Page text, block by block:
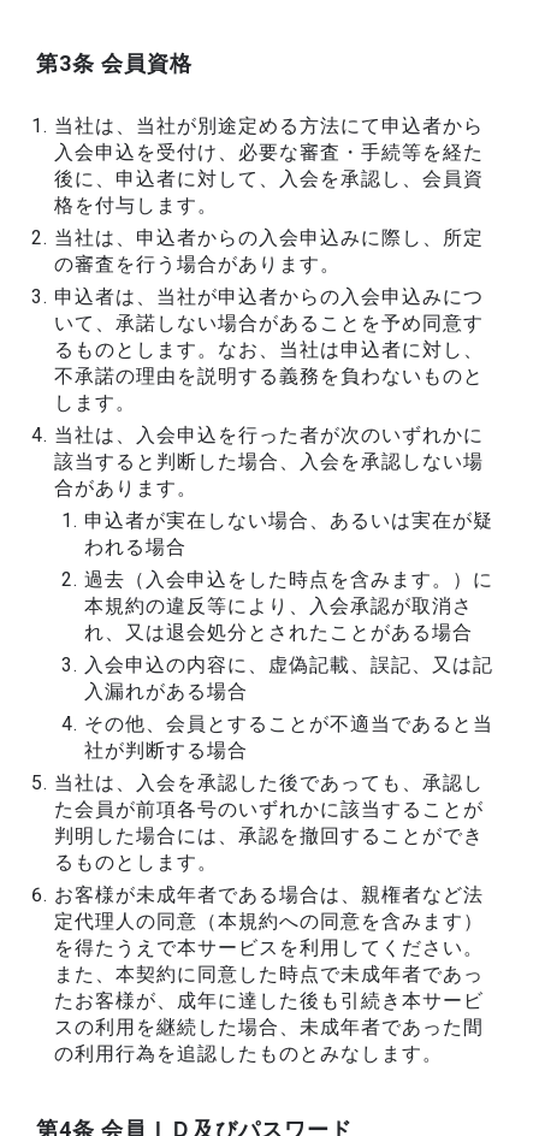
第3条 会員資格
当社は、当社が別途定める方法にて申込者から
入会申込を受付け、必要な審査・手続等を経た
後に、申込者に対して、入会を承認し、会員資
格を付与します。
当社は、申込者からの入会申込みに際し、所定
の審査を行う場合があります。
申込者は、当社が申込者からの入会申込みにつ
いて、承諾しない場合があることを予め同意す
るものとします。なお、当社は申込者に対し、
不承諾の理由を説明する義務を負わないものと
します。
当社は、入会申込を行った者が次のいずれかに
該当すると判断した場合、入会を承認しない場
合があります。
申込者が実在しない場合、あるいは実在が疑
われる場合
過去（入会申込をした時点を含みます。）に
本規約の違反等により、入会承認が取消さ
れ、又は退会処分とされたことがある場合
入会申込の内容に、虚偽記載、誤記、又は記
入漏れがある場合
その他、会員とすることが不適当であると当
社が判断する場合
当社は、入会を承認した後であっても、承認し
た会員が前項各号のいずれかに該当することが
判明した場合には、承認を撤回することができ
るものとします。
お客様が未成年者である場合は、親権者など法
定代理人の同意（本規約への同意を含みます）
を得たうえで本サービスを利用してください。
また、本契約に同意した時点で未成年者であっ
たお客様が、成年に達した後も引続き本サービ
スの利用を継続した場合、未成年者であった間
の利用行為を追認したものとみなします。
第4条 会員ＩＤ及びパスワード